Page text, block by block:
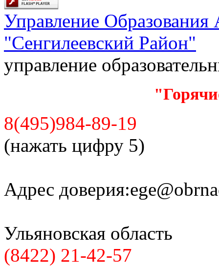
Управление
"Сенгилеевский Район"
управление
8(495)984-89-19
(нажать цифру 5)
Адрес доверия:
Ульяновская область
(8422) 21-42-57